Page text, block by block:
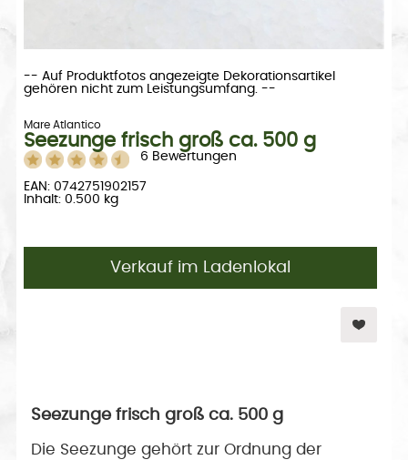
-- Auf Produktfotos angezeigte Dekorationsartikel
gehören nicht zum Leistungsumfang. --
Mare Atlantico
Seezunge frisch groß ca. 500 g
6 Bewertungen
EAN: 0742751902157
Inhalt: 0.500 kg
Verkauf im Ladenlokal
Seezunge frisch groß ca. 500 g
Die Seezunge gehört zur Ordnung der